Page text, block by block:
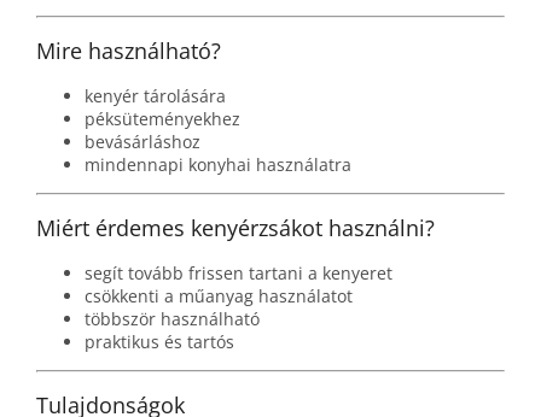
Mire használható?
kenyér tárolására
péksüteményekhez
bevásárláshoz
mindennapi konyhai használatra
Miért érdemes kenyérzsákot használni?
segít tovább frissen tartani a kenyeret
csökkenti a műanyag használatot
többször használható
praktikus és tartós
Tulajdonságok